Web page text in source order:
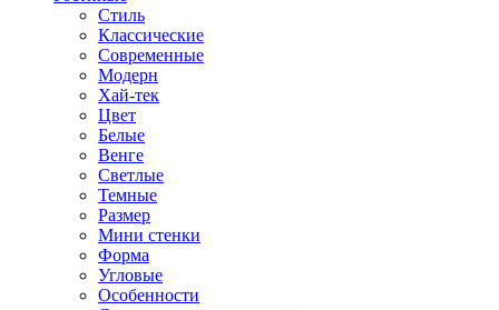
Стиль
Классические
Современные
Модерн
Хай-тек
Цвет
Белые
Венге
Светлые
Темные
Размер
Мини стенки
Форма
Угловые
Особенности